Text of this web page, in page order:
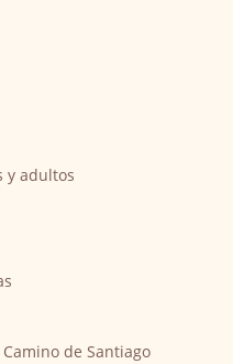
y adultos
de Santiago